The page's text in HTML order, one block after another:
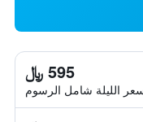
595 ﷼
الليلة شامل الرسوم